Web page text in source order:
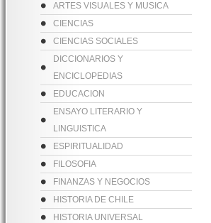
ARTES VISUALES Y MUSICA
CIENCIAS
CIENCIAS SOCIALES
DICCIONARIOS Y
ENCICLOPEDIAS
EDUCACION
ENSAYO LITERARIO Y
LINGUISTICA
ESPIRITUALIDAD
FILOSOFIA
FINANZAS Y NEGOCIOS
HISTORIA DE CHILE
HISTORIA UNIVERSAL